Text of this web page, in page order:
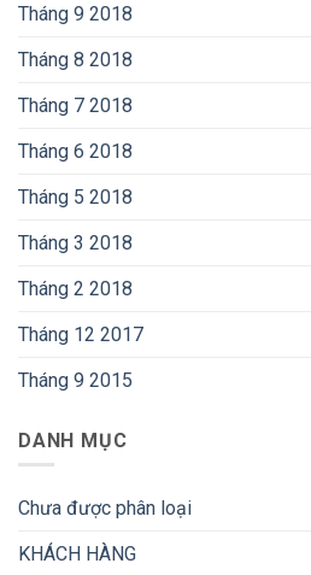
Tháng 9 2018
Tháng 8 2018
Tháng 7 2018
Tháng 6 2018
Tháng 5 2018
Tháng 3 2018
Tháng 2 2018
Tháng 12 2017
Tháng 9 2015
DANH MỤC
Chưa được phân loại
KHÁCH HÀNG